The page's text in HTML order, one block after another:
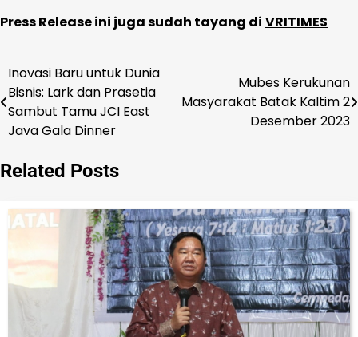
Press Release ini juga sudah tayang di VRITIMES
Navigasi
pos
Inovasi Baru untuk Dunia
Bisnis: Lark dan Prasetia
Sambut Tamu JCI East
Java Gala Dinner
Mubes Kerukunan
Masyarakat Batak Kaltim 2
Desember 2023
Related Posts